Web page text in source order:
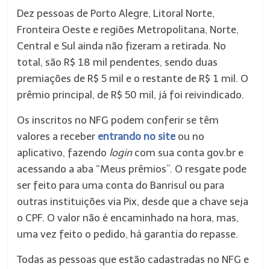
Dez pessoas de Porto Alegre, Litoral Norte,
Fronteira Oeste e regiões Metropolitana, Norte,
Central e Sul ainda não fizeram a retirada. No
total, são R$ 18 mil pendentes, sendo duas
premiações de R$ 5 mil e o restante de R$ 1 mil. O
prêmio principal, de R$ 50 mil, já foi reivindicado.
Os inscritos no NFG podem conferir se têm
valores a receber entrando no siteou no
aplicativo, fazendo logincom sua conta gov.br e
acessando a aba “Meus prêmios”. O resgate pode
ser feito para uma conta do Banrisul ou para
outras instituições via Pix, desde que a chave seja
o CPF. O valor não é encaminhado na hora, mas,
uma vez feito o pedido, há garantia do repasse.
Todas as pessoas que estão cadastradas no NFG e